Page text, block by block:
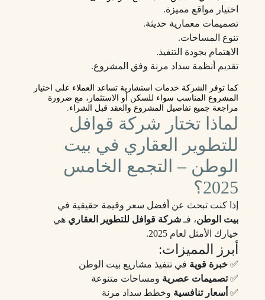
اختيار مواقع مميزة.
تصميمات معمارية حديثة.
تنوع المساحات.
الاهتمام بجودة التنفيذ.
تقديم أنظمة سداد مرنة وفق المشروع.
كما توفر الشركة خدمات استشارية تساعد العملاء على اختيار
المشروع المناسب سواء للسكن أو الاستثمار، مع ضرورة
مراجعة جميع تفاصيل المشروع والعقد قبل الشراء.
لماذا تختار شركة قوافل
للتطوير العقاري في بيت
الوطن – التجمع الخامس
2025؟
إذا كنت تبحث عن أفضل سعر وقيمة حقيقية في
بيت الوطن، فـ شركة قوافل للتطوير العقاري هي
خيارك الأمثل لعام 2025.
أبرز المميزات:
✅ خبرة قوية في تنفيذ مشاريع بيت الوطن
✅تصميمات عصرية ومساحات متنوعة
✅ أسعار تنافسية وخطط سداد مرنة